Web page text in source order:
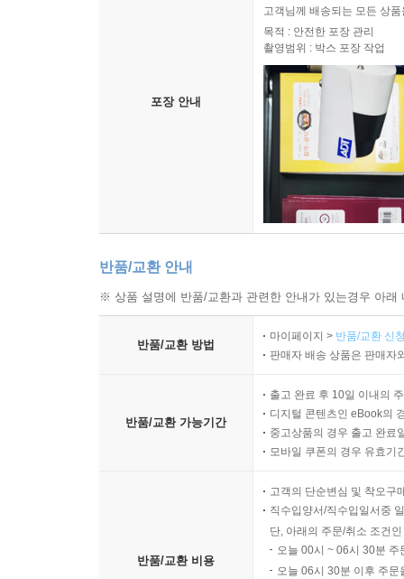
포장 안내
고객님께 배송되는 모든 상
목적 : 안전한 포장 관리
촬영범위 : 박스 포장 작업
반품/교환 안내
※ 상품 설명에 반품/교환과 관련한 안내가 있는경우 아
반품/교환 방법
마이페이지 > 반품/교환 신
판매자 배송 상품은 판매자
반품/교환 가능기간
출고 완료 후 10일 이내의
디지털 콘텐츠인 eBook의
중고상품의 경우 출고 완료
모바일 쿠폰의 경우 유효기
반품/교환 비용
고객의 단순변심 및 착오구
직수입양서/직수입일서중
단, 아래의 주문/취소 조건
오늘 00시 ~ 06시 30분
오늘 06시 30분 이후 주